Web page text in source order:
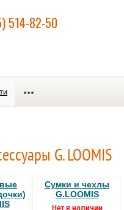
514-82-50
G. LOOMIS
Сумки и чехлы
G.LOOMIS